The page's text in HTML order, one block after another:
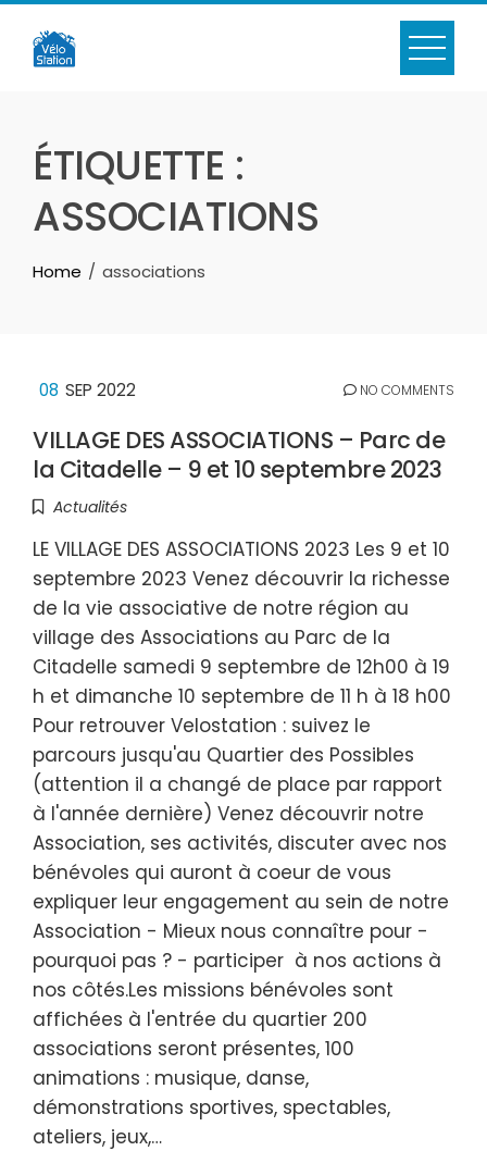
Skip
content
ÉTIQUETTE :
ASSOCIATIONS
Home associations
08 SEP 2022 NO COMMENTS
VILLAGE DES ASSOCIATIONS – Parc de
la Citadelle – 9 et 10 septembre 2023
Actualités
LE VILLAGE DES ASSOCIATIONS 2023 Les 9 et 10
septembre 2023 Venez découvrir la richesse
de la vie associative de notre région au
village des Associations au Parc de la
Citadelle samedi 9 septembre de 12h00 à 19
h et dimanche 10 septembre de 11 h à 18 h00
Pour retrouver Velostation : suivez le
parcours jusqu'au Quartier des Possibles
(attention il a changé de place par rapport
à l'année dernière) Venez découvrir notre
Association, ses activités, discuter avec nos
bénévoles qui auront à coeur de vous
expliquer leur engagement au sein de notre
Association - Mieux nous connaître pour -
pourquoi pas ? - participer à nos actions à
nos côtés.Les missions bénévoles sont
affichées à l'entrée du quartier 200
associations seront présentes, 100
animations : musique, danse,
démonstrations sportives, spectables,
ateliers, jeux,…